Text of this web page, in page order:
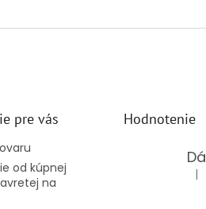
pre vás
od kúpnej
na
Hodnotenie
|